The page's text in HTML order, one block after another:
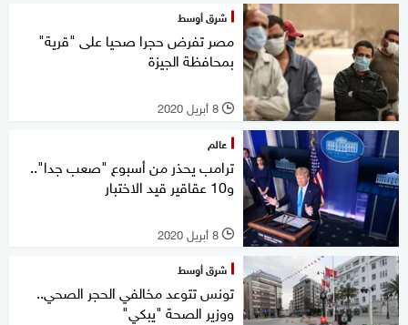
شرق أوسط
مصر تفرض حجرا صحيا على "قرية"
بمحافظة الجيزة
l 8 أبريل 2020
عالم
ترامب يحذر من أسبوع "صعب جدا"..
و10 عقاقير قيد الاختبار
l 8 أبريل 2020
شرق أوسط
تونس تتوعد مخالفي الحجر الصحي..
ووزير الصحة "يبكي"